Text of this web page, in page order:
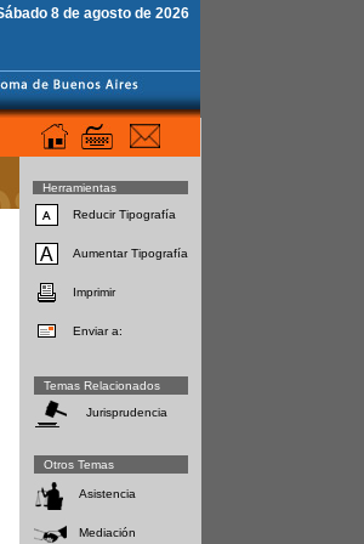
8 de agosto de 2026
Herramientas
Reducir Tipografía
Aumentar Tipografía
Imprimir
Enviar a:
Temas Relacionados
Jurisprudencia
Otros Temas
Asistencia
Mediación